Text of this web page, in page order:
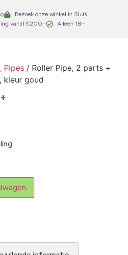
Bezoek onze winkel in Sluis
vanaf €200,-
Alleen 18+
Pipes / Roller Pipe, 2 parts +
kleur goud